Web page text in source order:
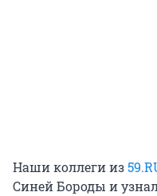
Наши коллеги из
Синей Бороды и